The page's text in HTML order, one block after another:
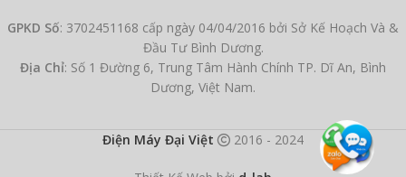
GPKD Số: 3702451168 cấp ngày 04/04/2016 bởi Sở Kế Hoạch Và &
Đầu Tư Bình Dương.
Địa Chỉ: Số 1 Đường 6, Trung Tâm Hành Chính TP. Dĩ An, Bình
Dương, Việt Nam.
Điện Máy Đại Việt 2016 - 2024